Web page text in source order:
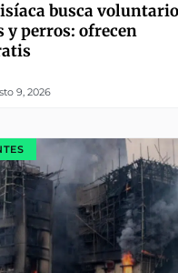
busca
y perros: ofrecen
9, 2026